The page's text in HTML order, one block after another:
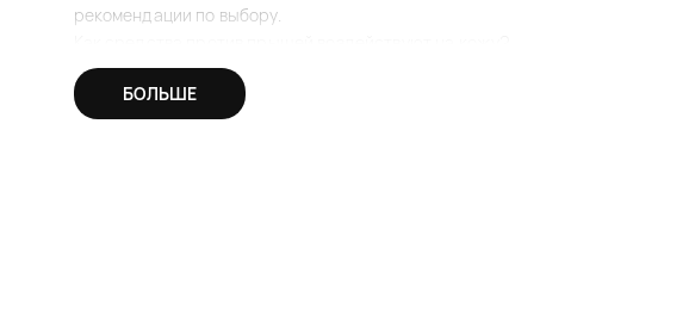
рекомендации по выбору.
Средства против прыщей оказывают комплексное действие, воздействуя
они регулируют выработку кожного сала, благодаря чему предотвращают
особенно актуально для жирной и комбинированной кожи.
БОЛЬШЕ